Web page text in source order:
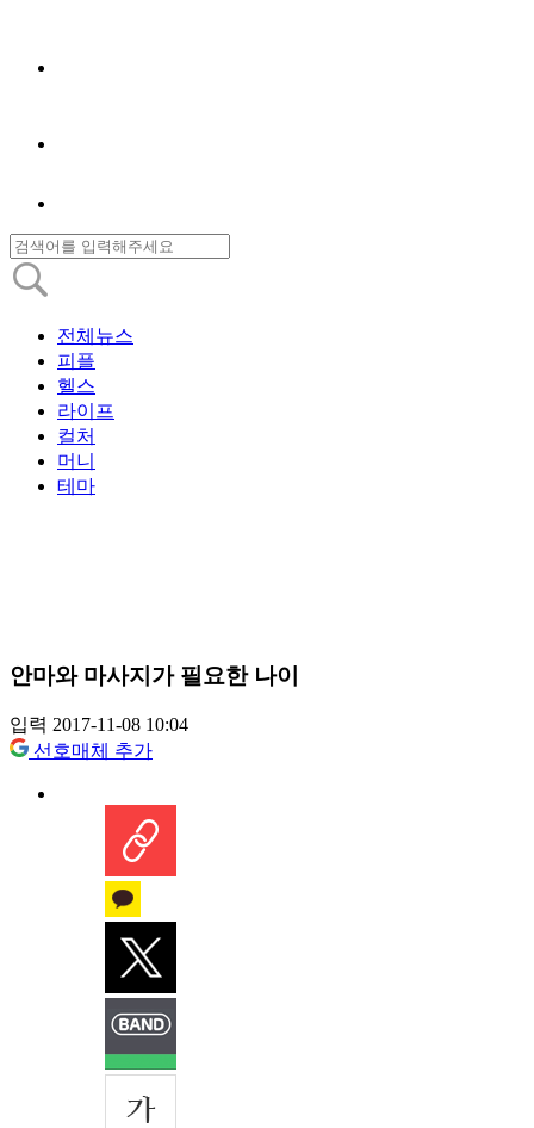
전체뉴스
피플
헬스
라이프
컬처
머니
테마
안마와 마사지가 필요한 나이
입력 2017-11-08 10:04
선호매체 추가